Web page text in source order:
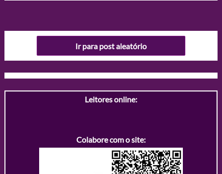
Ir para post aleatório
Leitores online:
Colabore com o site: